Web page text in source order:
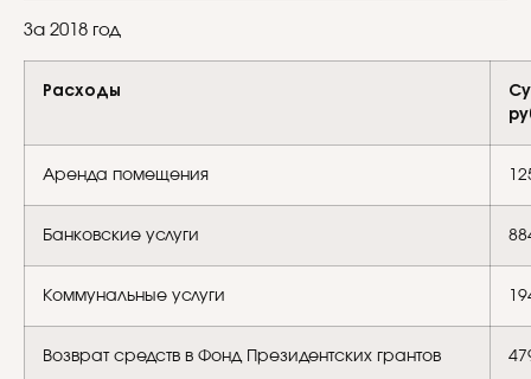
За 2018 год
Расходы
Аренда помещения
Банковские услуги
Коммунальные услуги
Возврат средств в Фонд Президентских грантов